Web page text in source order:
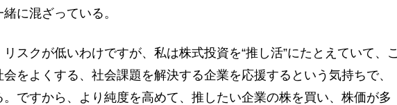
に混ざっている。
スクが低いわけですが、私は株式投資を“推し活”にたとえていて、こ
をよくする、社会課題を解決する企業を応援するという気持ちで、
。ですから、より純度を高めて、推したい企業の株を買い、株価が多